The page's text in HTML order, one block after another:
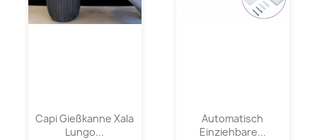
Capi Gießkanne Xala
Lungo...
Automatisch
Einziehbare...